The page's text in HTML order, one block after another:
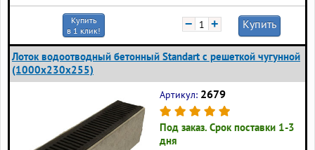
Купить
в 1 клик!
− + Купить
Лоток водоотводный бетонный Standart с решеткой чугунной
(1000x230x255)
Артикул: 2679
Под заказ. Срок поставки 1-3
дня